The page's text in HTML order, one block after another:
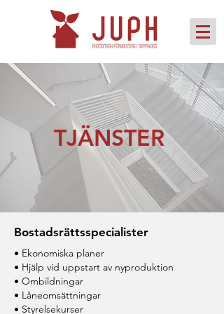
TJÄNSTER
Bostadsrättsspecialister
• Ekonomiska planer
• Hjälp vid uppstart av nyproduktion
• Ombildningar
• Låneomsättningar
• Styrelsekurser